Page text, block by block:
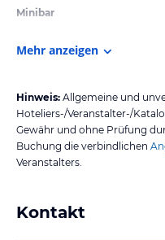
Minibar
Mehr anzeigen
Hinweis: Allgemeine und
Hoteliers-/Veranstalter-/
Gewähr und ohne Prüfung
Buchung die verbindlichen
Veranstalters.
Kontakt